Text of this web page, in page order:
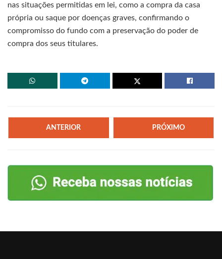
nas situações permitidas em lei, como a compra da casa
própria ou saque por doenças graves, confirmando o
compromisso do fundo com a preservação do poder de
compra dos seus titulares.
ANTERIOR PRÓXIMO